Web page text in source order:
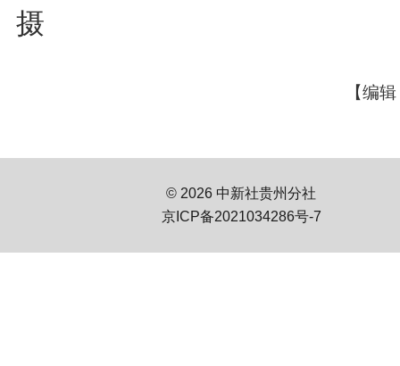
摄
【编
© 2026 中新社贵州分社
京ICP备2021034286号-7